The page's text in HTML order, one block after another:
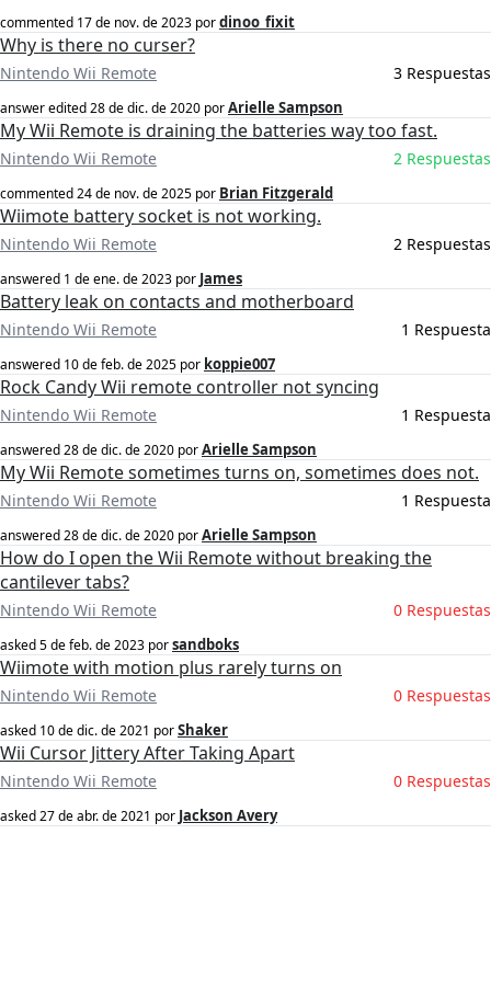
commented 17 de nov. de 2023 pordinoo_fixit
Why is there no curser?
Nintendo Wii Remote 3 Respuestas
answer edited28 de dic. de 2020 porArielle Sampson
My Wii Remote is draining the batteries way too fast.
Nintendo Wii Remote 2 Respuestas
commented24 de nov. de 2025 por Brian Fitzgerald
Wiimote battery socket is not working.
Nintendo Wii Remote 2 Respuestas
answered 1 de ene. de 2023 por James
Battery leak on contacts and motherboard
Nintendo Wii Remote 1 Respuesta
answered 10 de feb. de 2025 por koppie007
Rock Candy Wii remote controller not syncing
Nintendo Wii Remote 1 Respuesta
answered28 de dic. de 2020 porArielle Sampson
My Wii Remote sometimes turns on, sometimes does not.
Nintendo Wii Remote 1 Respuesta
answered28 de dic. de 2020 porArielle Sampson
How do I open the Wii Remote without breaking the
cantilever tabs?
Nintendo Wii Remote 0 Respuestas
asked5 de feb. de 2023 porsandboks
Wiimote with motion plus rarely turns on
Nintendo Wii Remote 0 Respuestas
asked 10 de dic. de 2021 porShaker
Wii Cursor Jittery After Taking Apart
Nintendo Wii Remote 0 Respuestas
asked27 de abr. de 2021 por Jackson Avery